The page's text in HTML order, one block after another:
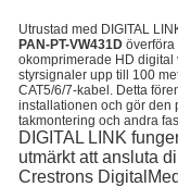
Utrustad med DIGITAL
PAN-PT-VW431D överföra
okomprimerade HD digital
styrsignaler upp till 100
CAT5/6/7-kabel. Detta
installationen och gör den
takmontering och andra
DIGITAL LINK
utmärkt att ansluta
Crestrons